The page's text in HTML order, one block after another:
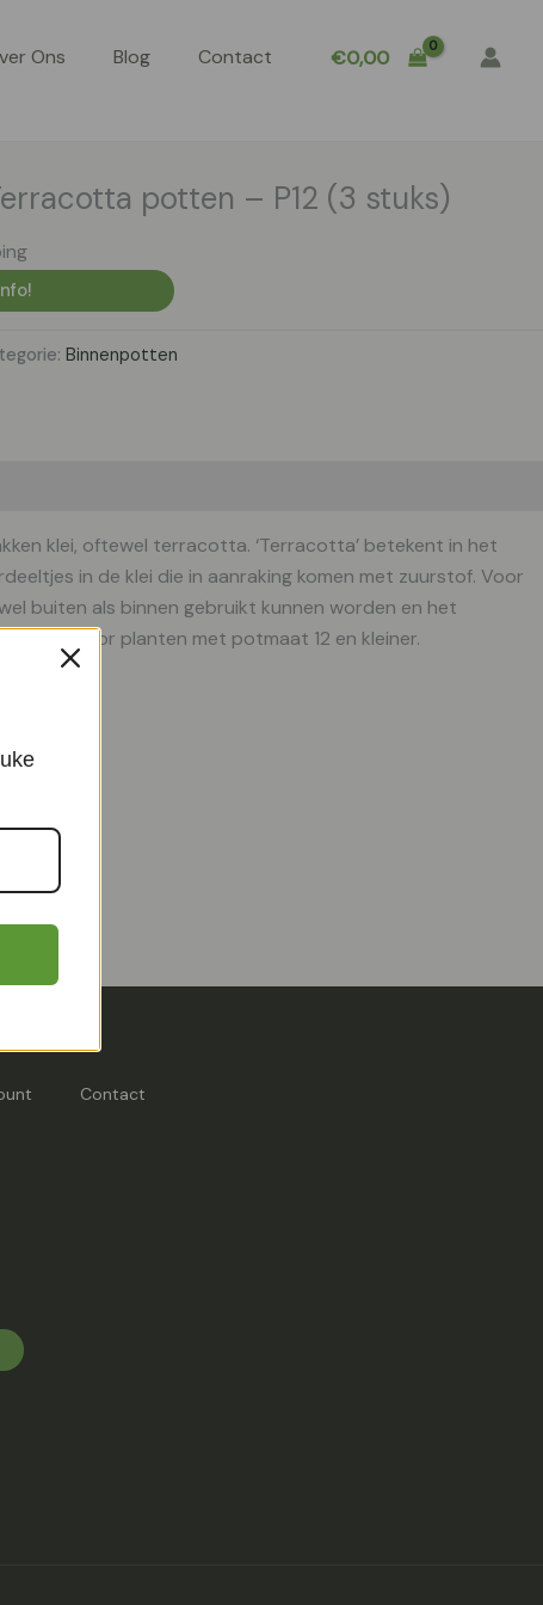
Ons Blog Contact €0,00
potten – P12 (3 stuks)
Binnenpotten
klei, oftewel terracotta. ‘Terracotta’ betekent in het
in de klei die in aanraking komen met zuurstof. Voor
buiten als binnen gebruikt kunnen worden en het
voor planten met potmaat 12 en kleiner.
Contact